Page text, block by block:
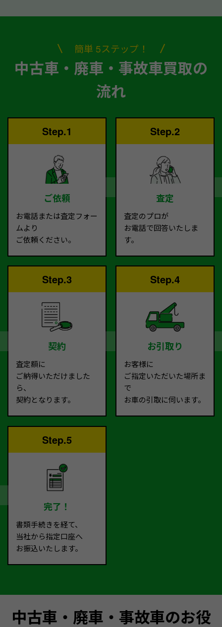
簡単 5ステップ！
中古車・廃車・事故車買取の
流れ
Step.1
ご依頼
お電話または査定フォー
ムより
ご依頼ください。
Step.2
査定
査定のプロが
お電話で回答いたしま
す。
Step.3
契約
査定額に
ご納得いただけました
ら、
契約となります。
Step.4
お引取り
お客様に
ご指定いただいた場所ま
で
お車の引取に伺います。
Step.5
完了！
書類手続きを経て、
当社から指定口座へ
お振込いたします。
中古車・廃車・事故車のお役